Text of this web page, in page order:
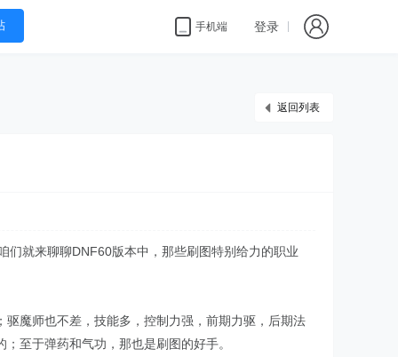
手机端 登录
返回列表
们就来聊聊DNF60版本中，那些刷图特别给力的职业
魔师也不差，技能多，控制力强，前期力驱，后期法
至于弹药和气功，那也是刷图的好手。